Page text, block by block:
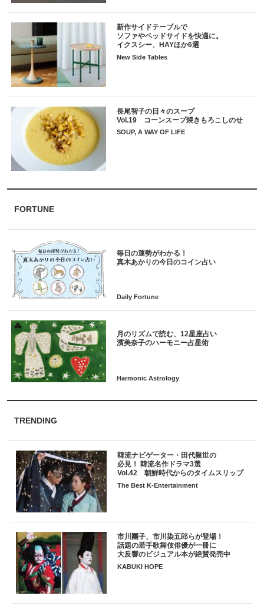
新作サイドテーブルで
ソファやベッドサイドを快適に。
イクスシー、HAYほか6選
New Side Tables
長尾智子の日々のスープ
Vol.19 コーンスープ焼きもろこしのせ
SOUP, A WAY OF LIFE
FORTUNE
毎日の運勢がわかる！
月のリズムで読む、12星座占い
TRENDING
韓流ナビゲーター・田代親世の
必見！ 韓流名作ドラマ3選
Vol.42 朝鮮時代からのタイムスリップ
The Best K-Entertainment
市川團子、市川染五郎らが登場！
話題の若手歌舞伎俳優が一冊に
大反響のビジュアル本が絶賛発売中
KABUKI HOPE